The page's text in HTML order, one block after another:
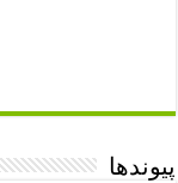
پیوندها